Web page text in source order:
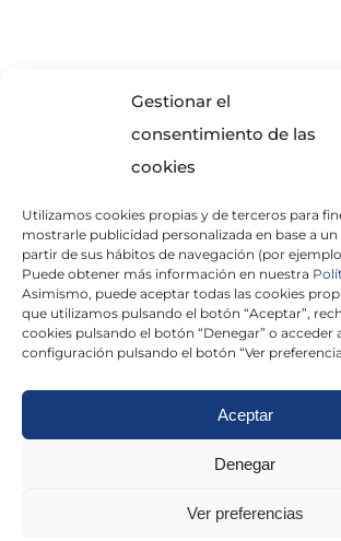
Gestionar el
consentimiento de las
cookies
Utilizamos cookies propias y de terceros para
mostrarle publicidad personalizada en base a
partir de sus hábitos de navegación (por
Puede obtener más información en nuestra
Asimismo, puede aceptar todas las cookies
que utilizamos pulsando el botón “Aceptar”,
cookies pulsando el botón “Denegar” o acceder
configuración pulsando el botón “Ver
Aceptar
Denegar
Ver preferencias
He leído y acepto laPolítica de
Politica de cookies|Aviso Legal
Madrid|Tarragona